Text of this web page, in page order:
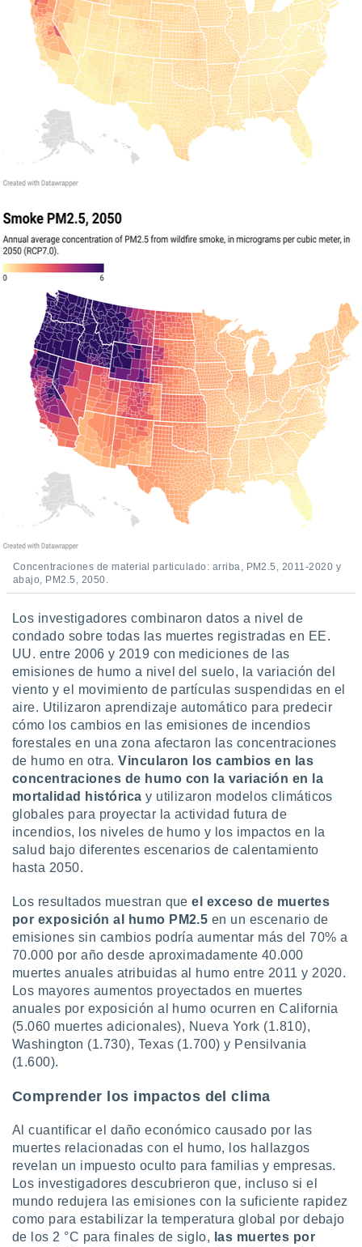
Concentraciones de material particulado: arriba, PM2.5, 2011-2020 y
abajo, PM2.5, 2050.
Los investigadores combinaron datos a nivel de
condado sobre todas las muertes registradas en EE.
UU. entre 2006 y 2019 con mediciones de las
emisiones de humo a nivel del suelo, la variación del
viento y el movimiento de partículas suspendidas en el
aire. Utilizaron aprendizaje automático para predecir
cómo los cambios en las emisiones de incendios
forestales en una zona afectaron las concentraciones
de humo en otra.Vincularon los cambios en las
concentraciones de humo con la variación en la
mortalidad histórica y utilizaron modelos climáticos
globales para proyectar la actividad futura de
incendios, los niveles de humo y los impactos en la
salud bajo diferentes escenarios de calentamiento
hasta 2050.
Los resultados muestran queel exceso de muertes
por exposición al humo PM2.5 en un escenario de
emisiones sin cambios podría aumentar más del 70% a
70.000 por año desde aproximadamente 40.000
muertes anuales atribuidas al humo entre 2011 y 2020.
Los mayores aumentos proyectados en muertes
anuales por exposición al humo ocurren en California
(5.060 muertes adicionales), Nueva York (1.810),
Washington (1.730), Texas (1.700) y Pensilvania
(1.600).
Comprender los impactos del clima
Al cuantificar el daño económico causado por las
muertes relacionadas con el humo, los hallazgos
revelan un impuesto oculto para familias y empresas.
Los investigadores descubrieron que, incluso si el
mundo redujera las emisiones con la suficiente rapidez
como para estabilizar la temperatura global por debajo
de los 2 °C para finales de siglo, las muertes por